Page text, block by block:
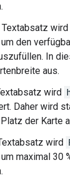
wird
den
In
aus.
wird
Daher wird
der Karte
wird
maximal 30